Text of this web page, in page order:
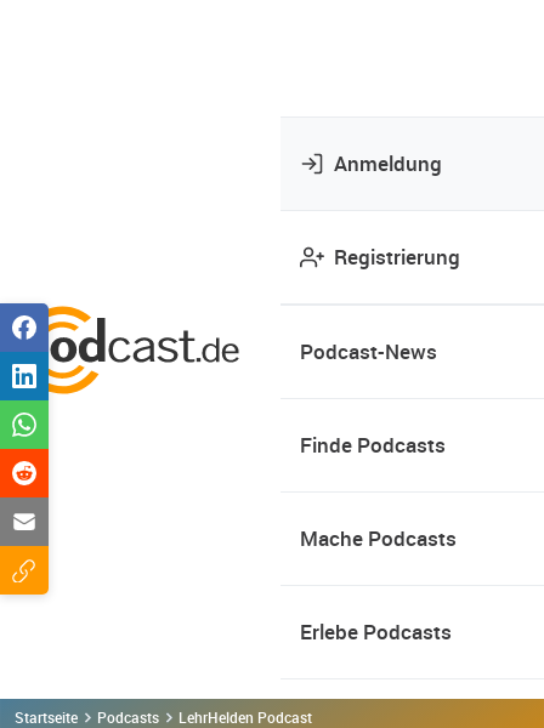
Anmeldung
Registrierung
Podcast-News
Finde Podcasts
Mache Podcasts
Erlebe Podcasts
Startseite Podcasts LehrHelden Podcast